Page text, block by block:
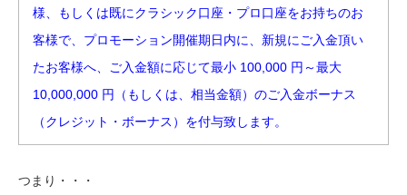
様、もしくは既にクラシック口座・プロ口座をお持ちのお
客様で、プロモーション開催期日内に、新規にご入金頂い
たお客様へ、ご入金額に応じて最小 100,000 円～最大
10,000,000 円（もしくは、相当金額）のご入金ボーナス
（クレジット・ボーナス）を付与致します。
つまり・・・